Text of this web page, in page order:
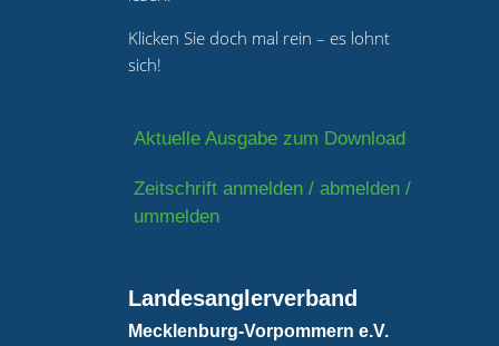
Klicken Sie doch mal rein – es lohnt
sich!
Aktuelle Ausgabe zum Download
Zeitschrift anmelden / abmelden /
ummelden
Landesanglerverband
Mecklenburg-Vorpommern e.V.